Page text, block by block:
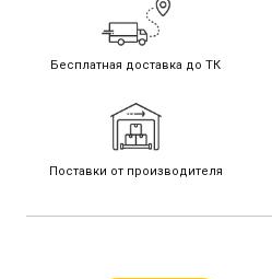
Бесплатная доставка до ТК
Поставки от производителя